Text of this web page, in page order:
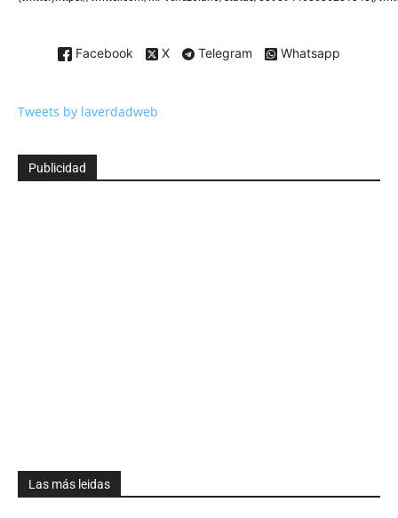
Facebook X Telegram Whatsapp
Tweets by laverdadweb
Publicidad
Las más leidas